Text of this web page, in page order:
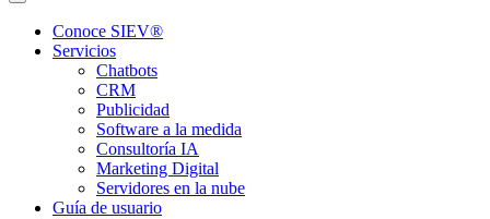
Conoce SIEV®
Servicios
Chatbots
CRM
Publicidad
Software a la medida
Consultoría IA
Marketing Digital
Servidores en la nube
Guía de usuario